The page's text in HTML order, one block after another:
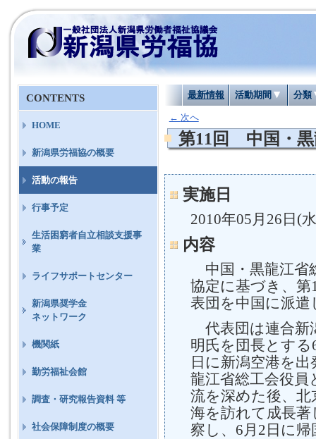
最新情報 活動期間 分類
← 次へ
第11回 中国・黒
実施日
2010年05月26日(
内容
中国・黒龍江省
協定に基づき、第
表団を中国に派
代表団は連合新
明氏を団長とする
日に新潟空港を
龍江省総工会役
流を深めた後、北
海を訪れて成長
察し、6月2日に
CONTENTS
HOME
新潟県労福協の概要
活動の報告
行事予定
生活困窮者自立相談支援事
業
ライフサポートセンター
新潟県奨学金
ネットワーク
機関紙
勤労福祉会館
調査・研究報告資料 等
社会保障制度の概要